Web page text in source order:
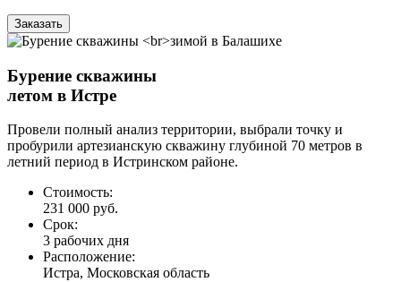
Заказать
Бурение скважины
летом в Истре
Провели полный анализ территории, выбрали точку и
пробурили артезианскую скважину глубиной 70 метров в
летний период в Истринском районе.
Стоимость:
231 000 руб.
Срок:
3 рабочих дня
Расположение:
Истра, Московская область